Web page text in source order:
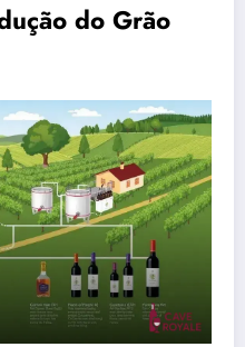
do Grão